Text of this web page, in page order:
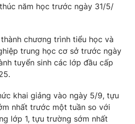
năm học trước ngày 31/5/
chương trình tiểu học và
trung học cơ sở trước ngày
tuyển sinh các lớp đầu cấp
khai giảng vào ngày 5/9, tựu
nhất trước một tuần so với
lớp 1, tựu trường sớm nhất